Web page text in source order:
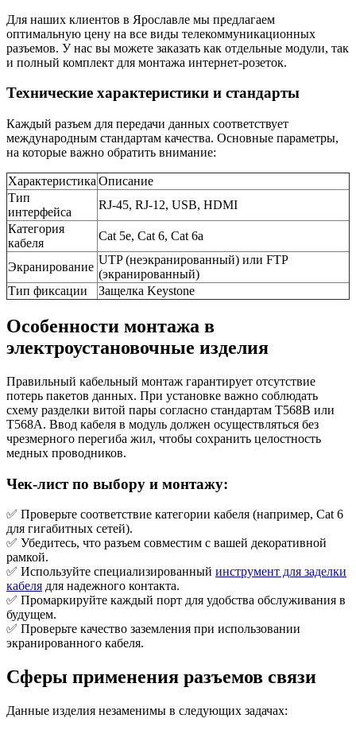
Для наших клиентов в Ярославле мы предлагаем
оптимальную цену на все виды телекоммуникационных
разъемов. У нас вы можете заказать как отдельные модули, так
и полный комплект для монтажа интернет-розеток.
Технические характеристики и стандарты
Каждый разъем для передачи данных соответствует
международным стандартам качества. Основные параметры,
на которые важно обратить внимание:
Характеристика Описание
Тип
интерфейса
RJ-45, RJ-12, USB, HDMI
Категория
кабеля
Cat 5e, Cat 6, Cat 6a
Экранирование
UTP (неэкранированный) или FTP
(экранированный)
Тип фиксации
Защелка Keystone
Особенности монтажа в
электроустановочные изделия
Правильный кабельный монтаж гарантирует отсутствие
потерь пакетов данных. При установке важно соблюдать
схему разделки витой пары согласно стандартам T568B или
T568A. Ввод кабеля в модуль должен осуществляться без
чрезмерного перегиба жил, чтобы сохранить целостность
медных проводников.
Чек-лист по выбору и монтажу:
✅ Проверьте соответствие категории кабеля (например, Cat 6
для гигабитных сетей).
✅ Убедитесь, что разъем совместим с вашей декоративной
рамкой.
✅ Используйте специализированный инструмент для заделки
кабеля для надежного контакта.
✅ Промаркируйте каждый порт для удобства обслуживания в
будущем.
✅ Проверьте качество заземления при использовании
экранированного кабеля.
Сферы применения разъемов связи
Данные изделия незаменимы в следующих задачах: